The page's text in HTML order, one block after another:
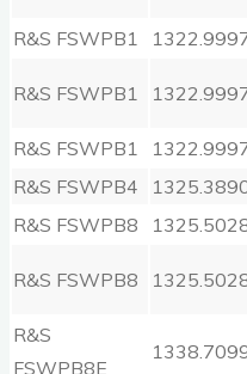
R&S FSWPB1
R&S FSWPB1
R&S FSWPB1
R&S FSWPB4
R&S FSWPB8
R&S FSWPB8
R&S
FSWPB8E